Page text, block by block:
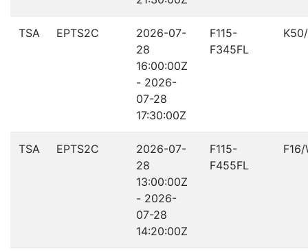
TSA EPTS2C
2026-07-
28
16:00:00Z
- 2026-
07-28
17:30:00Z
F115-
F345FL
TSA EPTS2C
2026-07-
28
13:00:00Z
- 2026-
07-28
14:20:00Z
F115-
F455FL
F16/